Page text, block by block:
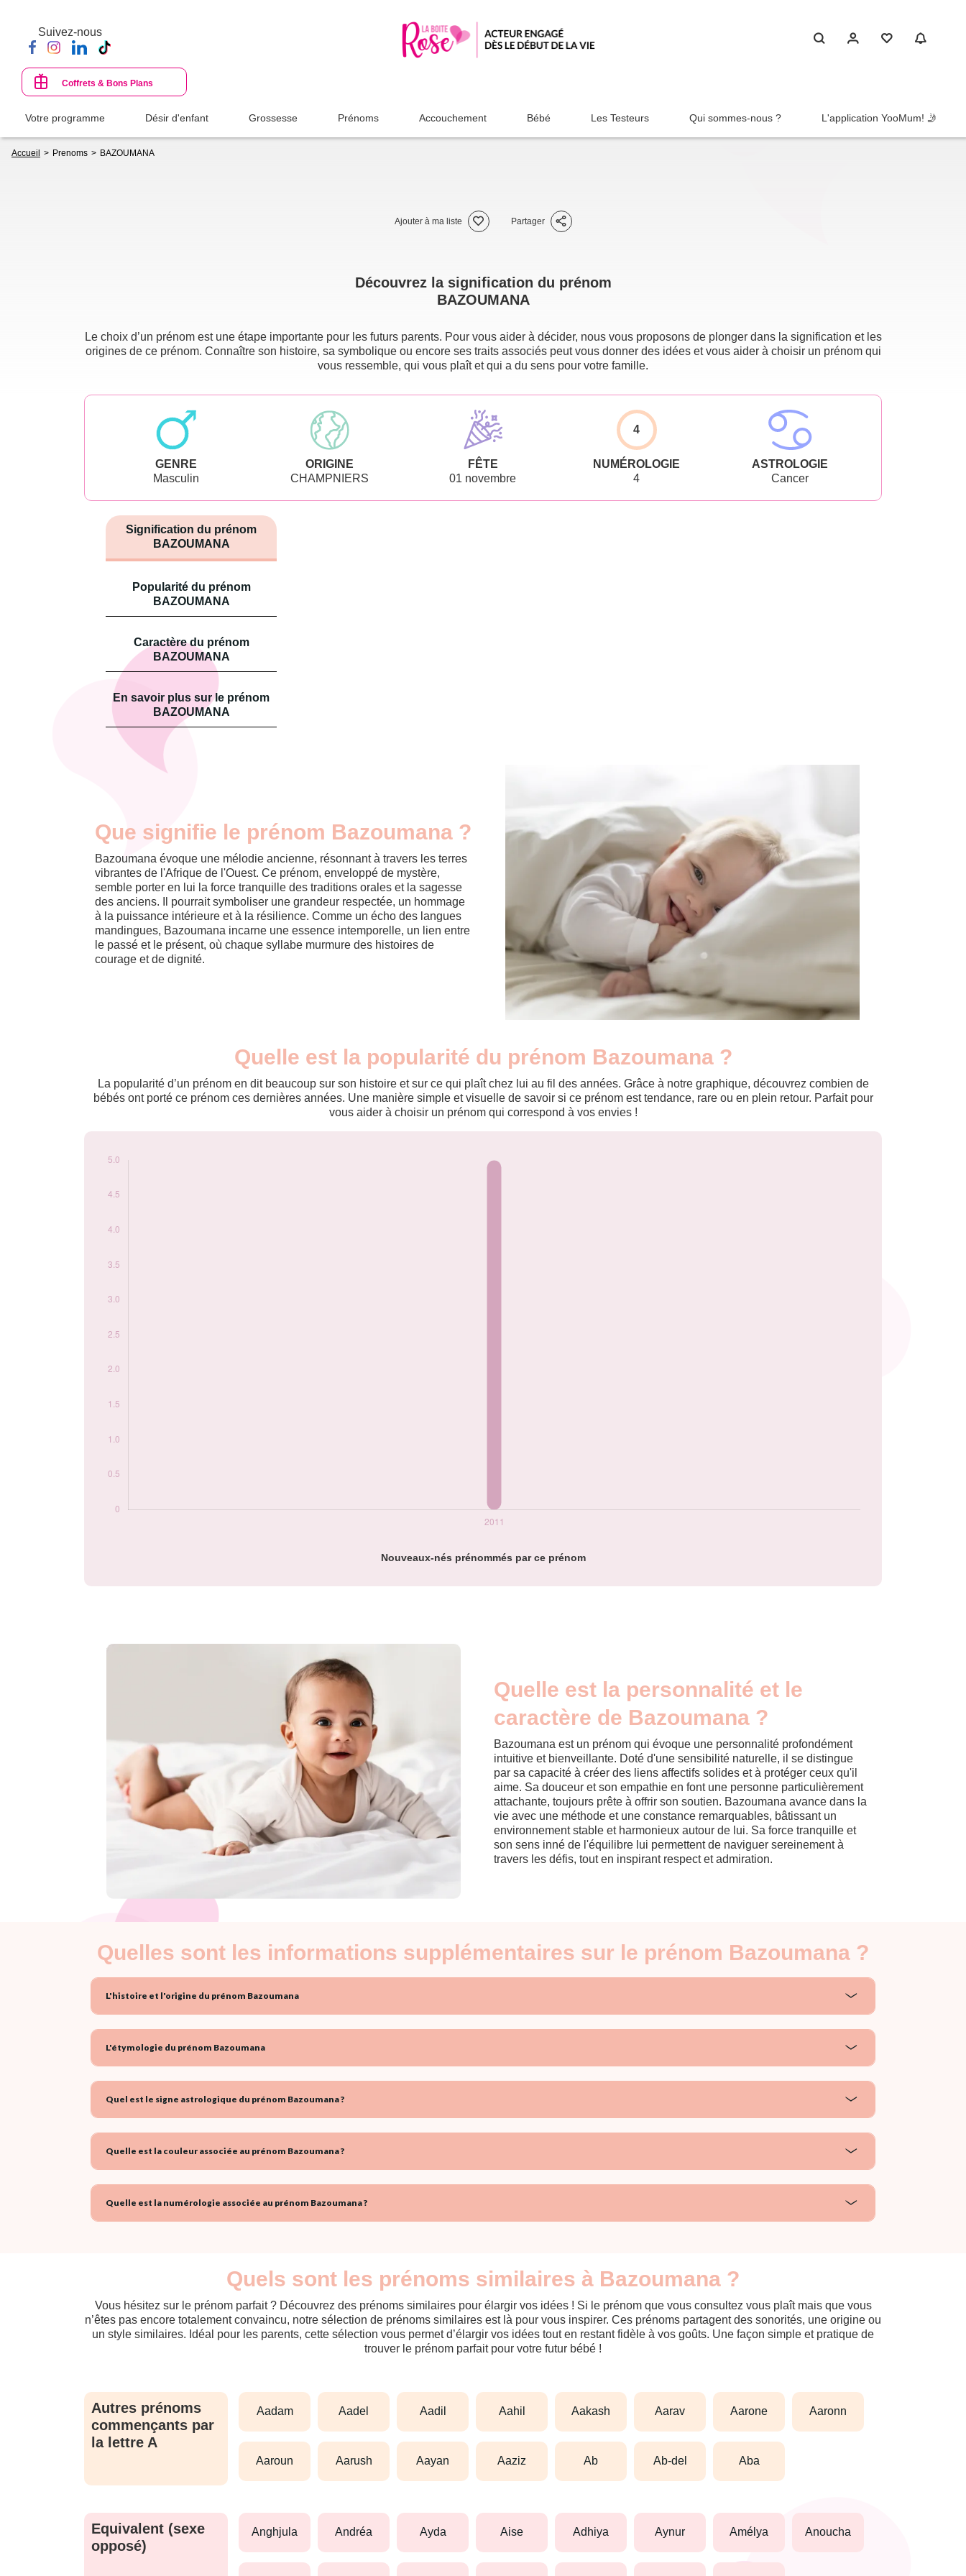
contenu
principal
Suivez-nous
Coffrets & Bons Plans
Votre programme Désir d'enfant Grossesse Prénoms Accouchement Bébé Les Testeurs Qui sommes-nous ? L'application YooMum! 🤳
d'Ariane
Accueil Prenoms BAZOUMANA
Ajouter à ma liste Partager
Découvrez la signification du prénom
BAZOUMANA
Le choix d’un prénom est une étape importante pour les futurs parents. Pour vous aider à décider, nous vous proposons de plonger dans la signification et les
origines de ce prénom. Connaître son histoire, sa symbolique ou encore ses traits associés peut vous donner des idées et vous aider à choisir un prénom qui
vous ressemble, qui vous plaît et qui a du sens pour votre famille.
GENRE
Masculin
ORIGINE
CHAMPNIERS
FÊTE
01 novembre
4
NUMÉROLOGIE
4
ASTROLOGIE
Cancer
Signification du prénom
BAZOUMANA
Popularité du prénom
BAZOUMANA
Caractère du prénom
BAZOUMANA
En savoir plus sur le prénom
BAZOUMANA
Que signifie le prénom Bazoumana ?
Bazoumana évoque une mélodie ancienne, résonnant à travers les terres
vibrantes de l'Afrique de l'Ouest. Ce prénom, enveloppé de mystère,
semble porter en lui la force tranquille des traditions orales et la sagesse
des anciens. Il pourrait symboliser une grandeur respectée, un hommage
à la puissance intérieure et à la résilience. Comme un écho des langues
mandingues, Bazoumana incarne une essence intemporelle, un lien entre
le passé et le présent, où chaque syllabe murmure des histoires de
courage et de dignité.
Quelle est la popularité du prénom Bazoumana ?
La popularité d’un prénom en dit beaucoup sur son histoire et sur ce qui plaît chez lui au fil des années. Grâce à notre graphique, découvrez combien de
bébés ont porté ce prénom ces dernières années. Une manière simple et visuelle de savoir si ce prénom est tendance, rare ou en plein retour. Parfait pour
vous aider à choisir un prénom qui correspond à vos envies !
Nouveaux-nés prénommés par ce prénom
Popularité du
2011
5
Quelle est la personnalité et le
caractère de Bazoumana ?
Bazoumana est un prénom qui évoque une personnalité profondément
intuitive et bienveillante. Doté d'une sensibilité naturelle, il se distingue
par sa capacité à créer des liens affectifs solides et à protéger ceux qu'il
aime. Sa douceur et son empathie en font une personne particulièrement
attachante, toujours prête à offrir son soutien. Bazoumana avance dans la
vie avec une méthode et une constance remarquables, bâtissant un
environnement stable et harmonieux autour de lui. Sa force tranquille et
son sens inné de l'équilibre lui permettent de naviguer sereinement à
travers les défis, tout en inspirant respect et admiration.
Quelles sont les informations supplémentaires sur le prénom Bazoumana ?
L'histoire et l'origine du prénom Bazoumana
L'étymologie du prénom Bazoumana
Quel est le signe astrologique du prénom Bazoumana ?
Quelle est la couleur associée au prénom Bazoumana ?
Quelle est la numérologie associée au prénom Bazoumana ?
Quels sont les prénoms similaires à Bazoumana ?
Vous hésitez sur le prénom parfait ? Découvrez des prénoms similaires pour élargir vos idées ! Si le prénom que vous consultez vous plaît mais que vous
n’êtes pas encore totalement convaincu, notre sélection de prénoms similaires est là pour vous inspirer. Ces prénoms partagent des sonorités, une origine ou
un style similaires. Idéal pour les parents, cette sélection vous permet d’élargir vos idées tout en restant fidèle à vos goûts. Une façon simple et pratique de
trouver le prénom parfait pour votre futur bébé !
Autres prénoms
commençants par
la lettre A
aadam aadel aadil aahil aakash aarav aarone aaronn
aaroun aarush aayan aaziz ab ab-del aba
Equivalent (sexe
opposé)
anghjula andréa ayda aise adhiya aynur amélya anoucha